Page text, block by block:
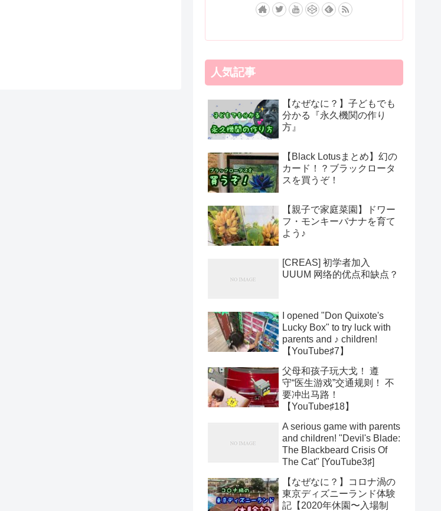
人気記事
【なぜなに？】子どもでも
分かる『永久機関の作り
方』
【Black Lotusまとめ】幻の
カード！？ブラックロータ
スを買うぞ！
【親子で家庭菜園】ドワー
フ・モンキーバナナを育て
よう♪
[CREAS] 初学者加入
UUUM 网络的优点和缺点？
I opened "Don Quixote's
Lucky Box" to try luck with
parents and ♪ children!
【YouTube♯7】
父母和孩子玩大戈！ 遵
守“医生游戏”交通规则！ 不
要冲出马路！
【YouTube♯18】
A serious game with parents
and children! "Devil's Blade:
The Blackbeard Crisis Of
The Cat" [YouTube3♯]
【なぜなに？】コロナ渦の
東京ディズニーランド体験
記【2020年休園〜入場制